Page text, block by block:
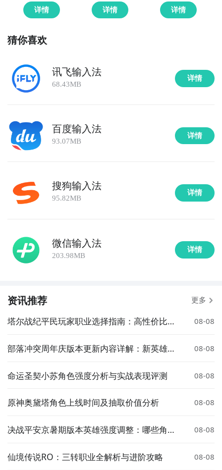
详情 详情 详情
猜你喜欢
讯飞输入法
68.43MB
详情
百度输入法
93.07MB
详情
搜狗输入法
95.82MB
详情
微信输入法
203.98MB
详情
资讯推荐 更多
塔尔战纪平民玩家职业选择指南：高性价比与
08-08
部落冲突周年庆版本更新内容详解：新英雄、
08-08
命运圣契小苏角色强度分析与实战表现评测 08-08
原神奥黛塔角色上线时间及抽取价值分析 08-08
决战平安京暑期版本英雄强度调整：哪些角色
08-08
仙境传说RO：三转职业全解析与进阶攻略 08-08